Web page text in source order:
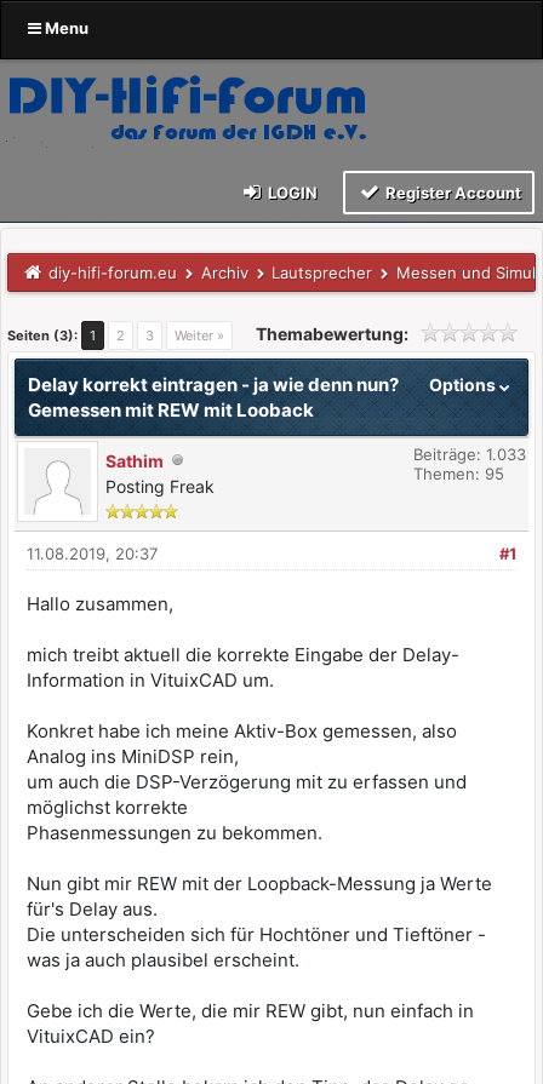
Menu
LOGIN Register Account
diy-hifi-forum.eu Archiv Lautsprecher Messen und
Seiten (3): 1 2 3 Weiter » Themabewertung:
Options
Delay korrekt eintragen - ja wie denn nun?
Gemessen mit REW mit Looback
Sathim
Posting Freak
Beiträge: 1.033
Themen: 95
#1
11.08.2019, 20:37
Hallo zusammen,
mich treibt aktuell die korrekte Eingabe der Delay-
Information in VituixCAD um.
Konkret habe ich meine Aktiv-Box gemessen, also
Analog ins MiniDSP rein,
um auch die DSP-Verzögerung mit zu erfassen und
möglichst korrekte
Phasenmessungen zu bekommen.
Nun gibt mir REW mit der Loopback-Messung ja Werte
für's Delay aus.
Die unterscheiden sich für Hochtöner und Tieftöner -
was ja auch plausibel erscheint.
Gebe ich die Werte, die mir REW gibt, nun einfach in
VituixCAD ein?